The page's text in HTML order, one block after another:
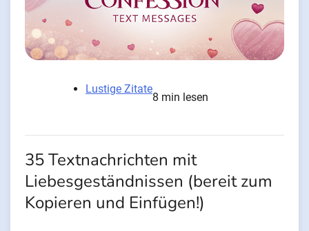
Lustige Zitate
8 min lesen
35 Textnachrichten mit
Liebesgeständnissen (bereit zum
Kopieren und Einfügen!)